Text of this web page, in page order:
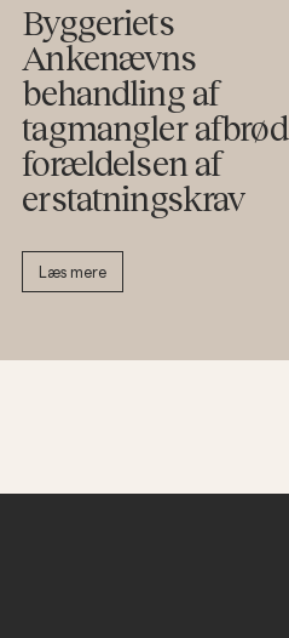
Byggeriets
Ankenævns
behandling af
tagmangler afbrød
forældelsen af
erstatningskrav
Læs mere